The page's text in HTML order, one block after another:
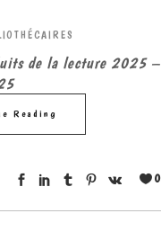
de la lecture 2025 –
Reading
0